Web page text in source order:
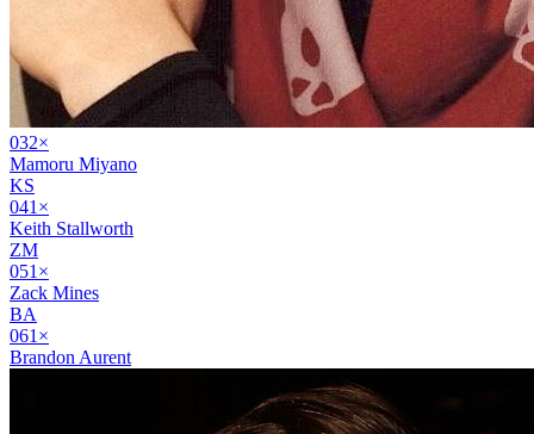
032×
Mamoru Miyano
KS
041 ×
Keith Stallworth
ZM
051 ×
Zack Mines
BA
061 ×
Brandon Aurent